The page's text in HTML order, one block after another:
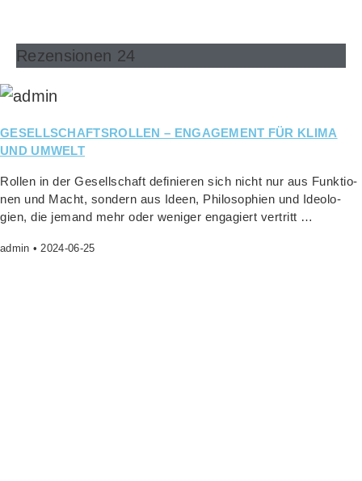
Rezensionen 24
GESELLSCHAFTSROLLEN – ENGAGEMENT FÜR KLIMA
UND UMWELT
Rol­len in der Gesell­schaft defi­nie­ren sich nicht nur aus Funk­tio­
nen und Macht, son­dern aus Ideen, Phi­lo­so­phien und Ideo­lo­
gien, die jemand mehr oder weni­ger enga­giert vertritt …
admin 2024-06-25